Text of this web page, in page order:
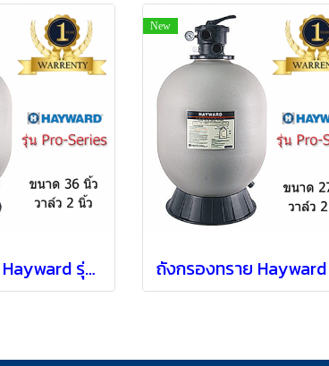
ถังกรองทราย Hayward รุ่น S360T2 แบบ Top mount [ 36" ]
New